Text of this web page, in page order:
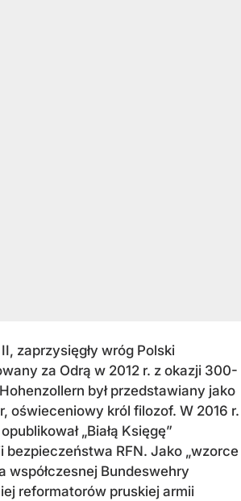
zaprzysięgły wróg Polski
za Odrą w 2012 r. z okazji 300-
był przedstawiany jako
oświeceniowy król filozof. W 2016 r.
„Białą Księgę”
RFN. Jako „wzorce
współczesnej Bundeswehry
reformatorów pruskiej armii